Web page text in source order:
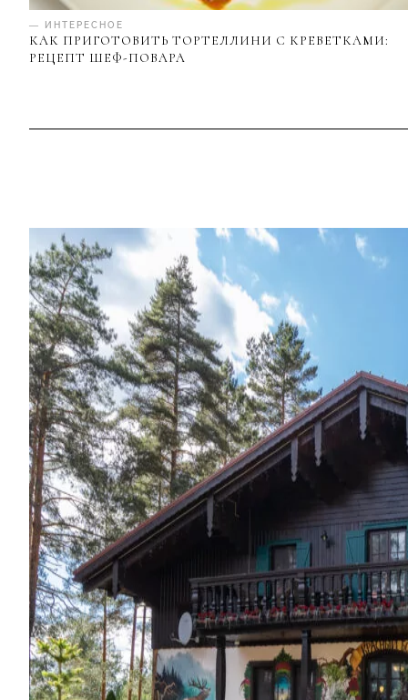
— ИНТЕРЕСНОЕ
КАК ПРИГОТОВИТЬ ТОРТЕЛЛИНИ С КРЕВЕТКАМИ:
РЕЦЕПТ ШЕФ-ПОВАРА